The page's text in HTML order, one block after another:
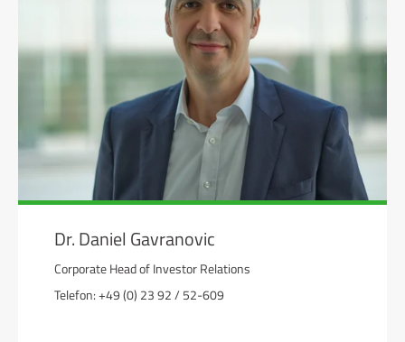
Dr. Daniel Gavranovic
Corporate Head of Investor Relations
Telefon: +49 (0) 23 92 / 52-609